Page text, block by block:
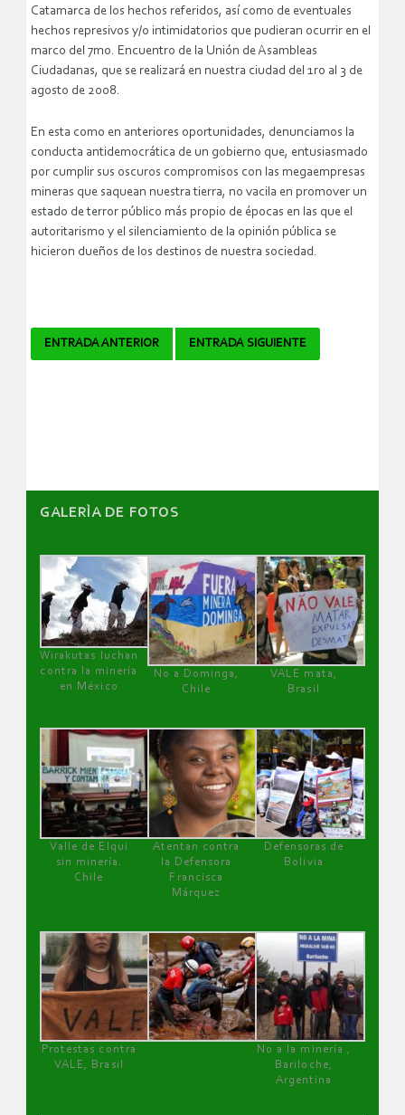
Catamarca de los hechos referidos, así como de eventuales
hechos represivos y/o intimidatorios que pudieran ocurrir en el
marco del 7mo. Encuentro de la Unión de Asambleas
Ciudadanas, que se realizará en nuestra ciudad del 1ro al 3 de
agosto de 2008.
En esta como en anteriores oportunidades, denunciamos la
conducta antidemocrática de un gobierno que, entusiasmado
por cumplir sus oscuros compromisos con las megaempresas
mineras que saquean nuestra tierra, no vacila en promover un
estado de terror público más propio de épocas en las que el
autoritarismo y el silenciamiento de la opinión pública se
hicieron dueños de los destinos de nuestra sociedad.
Navegador
ENTRADA ANTERIOR ENTRADA SIGUIENTE
GALERÌA DE FOTOS
Wirakutas luchan
contra la minería
en México
No a Dominga,
Chile
VALE mata,
Brasil
Valle de Elqui
sin minería.
Chile
Atentan contra
la Defensora
Francisca
Márquez
Defensoras de
Bolivia
Protestas contra
VALE, Brasil
No a la minería ,
Bariloche,
Argentina